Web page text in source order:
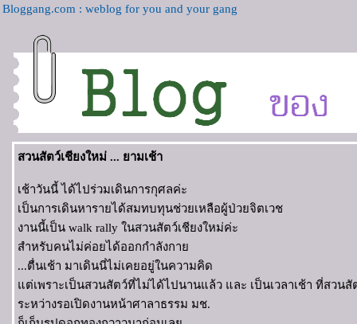
Bloggang.com : weblog for you and your gang
สวนสัตว์เชียงใหม่ ... ยามเช้า
เช้าวันนี้ ได้ไปร่วมเดินการกุศลค่ะ
เป็นการเดินหารายได้สมทบทุนช่วยเหลือผู้ป่วยจิตเวช
งานนี้เป็น walk rally ในสวนสัตว์เชียงใหม่ค่ะ
สำหรับคนไม่ค่อยได้ออกกำลังกา
...ตื่นเช้า มาเดินนี่ไม่เคยอยู่ในความคิด
ต่เพราะเป็นสวนสัตว์ที่ไม่ได้ไปนานแล้ว และ เป็นเวลาเช้า ที่สวน
ระหว่างรอเปิดงานหน้าศาลาธรรม มช.